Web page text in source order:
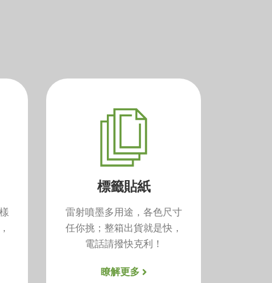
標籤貼紙
雷射噴墨多用途，各色尺寸
任你挑；整箱出貨就是快，
電話請撥快克利！
瞭解更多